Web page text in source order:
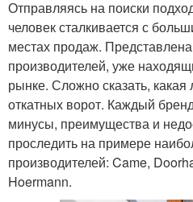
Отправляясь на поиски
человек сталкивается с
местах продаж.
производителей, уже
рынке. Сложно сказать,
откатных ворот. Каждый
минусы, преимущества и
проследить на примере
производителей: Came,
Hoermann.